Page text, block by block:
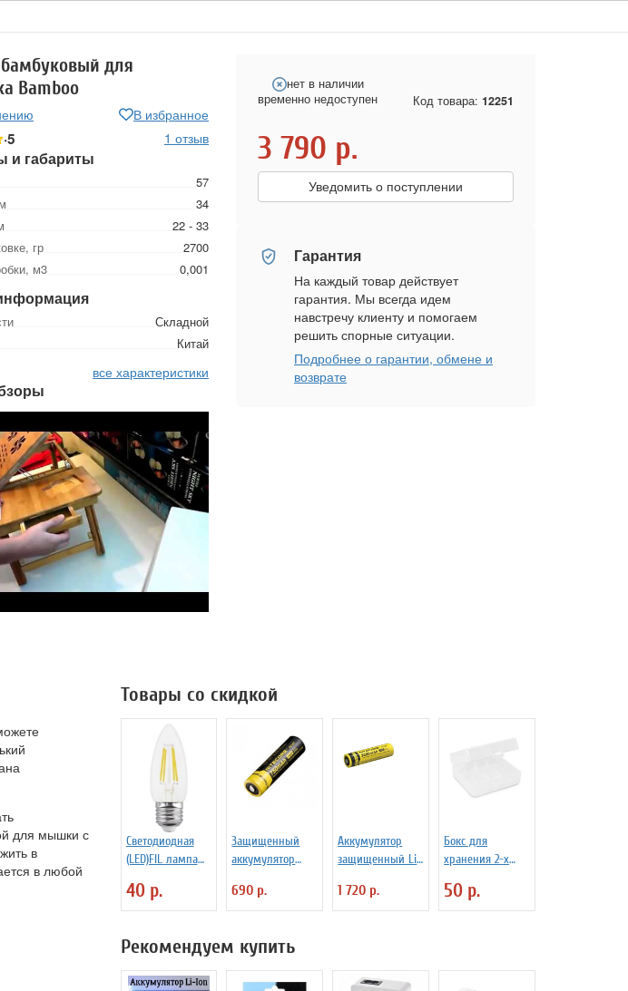
для
Bamboo
В избранное
5 1 отзыв
и габариты
57
34
22 - 33
гр
2700
м3
0,001
Складной
Китай
все характеристики
нет в наличии
временно недоступен
Код товара: 12251
3 790 р.
Уведомить о поступлении
Гарантия
На каждый товар действует
гарантия. Мы всегда идем
навстречу клиенту и помогаем
решить спорные ситуации.
Подробнее о гарантии, обмене и
возврате
для мышки с
в
в любой
Товары со скидкой
Светодиодная
(LED)FIL лампа
C37F-05-40K-E27
40 р.
Защищенный
аккумулятор
750mAh
690 р.
Аккумулятор
защищенный Li-
NL188 3200mAh
1 720 р.
Бокс для
хранения 2-х
26650
50 р.
Рекомендуем купить